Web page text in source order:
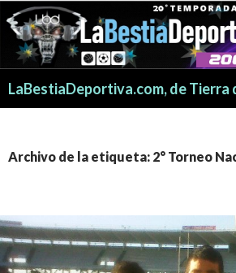
Archivo de la etiqueta: 2° Torneo